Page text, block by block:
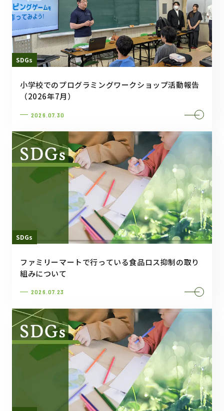
SDGs
小学校でのプログラミングワークショップ活動報告
（2026年7月）
2026.07.30
SDGs
ファミリーマートで行っている食品ロス抑制の取り
組みについて
2026.07.23